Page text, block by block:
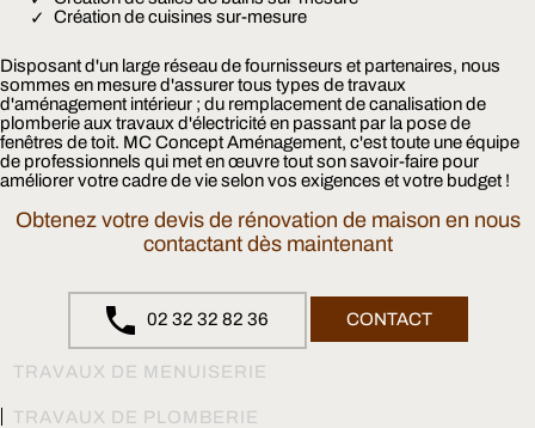
Création de cuisines sur-mesure
Disposant d'un large réseau de fournisseurs et partenaires, nous
sommes en mesure d'assurer tous types de travaux
d'aménagement intérieur ; du remplacement de canalisation de
plomberie aux travaux d'électricité en passant par la pose de
fenêtres de toit. MC Concept Aménagement, c'est toute une équipe
de professionnels qui met en œuvre tout son savoir-faire pour
améliorer votre cadre de vie selon vos exigences et votre budget !
Obtenez votre devis de rénovation de maison en nous
contactant dès maintenant
02 32 32 82 36 CONTACT
TRAVAUX DE MENUISERIE
TRAVAUX DE PLOMBERIE